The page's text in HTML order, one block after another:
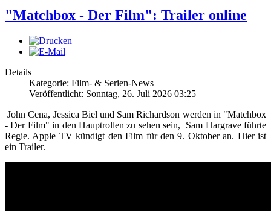
"Matchbox - Der Film": Trailer online
Details
Kategorie: Film- & Serien-News
Veröffentlicht: Sonntag, 26. Juli 2026 03:25
John Cena, Jessica Biel und Sam Richardson werden in "Matchbox
- Der Film" in den Hauptrollen zu sehen sein, Sam Hargrave führte
Regie. Apple TV kündigt den Film für den 9. Oktober an. Hier ist
ein Trailer.